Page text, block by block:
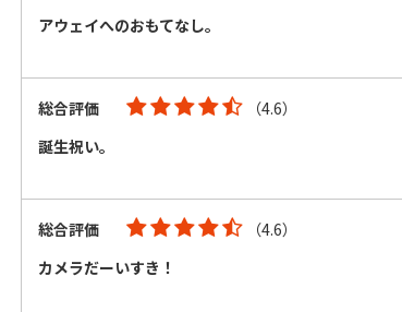
アウェイへのおもてなし。
総合評価
（4.6）
誕生祝い。
総合評価
（4.6）
カメラだーいすき！